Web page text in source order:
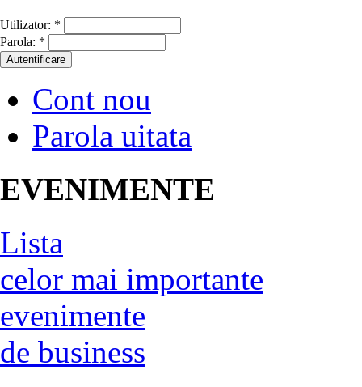
Utilizator: *
Parola: *
Cont nou
Parola uitata
EVENIMENTE
Lista
celor mai importante
evenimente
de business